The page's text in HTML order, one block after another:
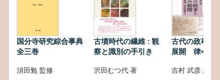
国分寺研究綜合事典
全三巻
須田勉 監修
古墳時代の繊維 : 観
察と識別の手引き
沢田むつ代 著
古代の政事と
展開 律令・
吉村 武彦 編集